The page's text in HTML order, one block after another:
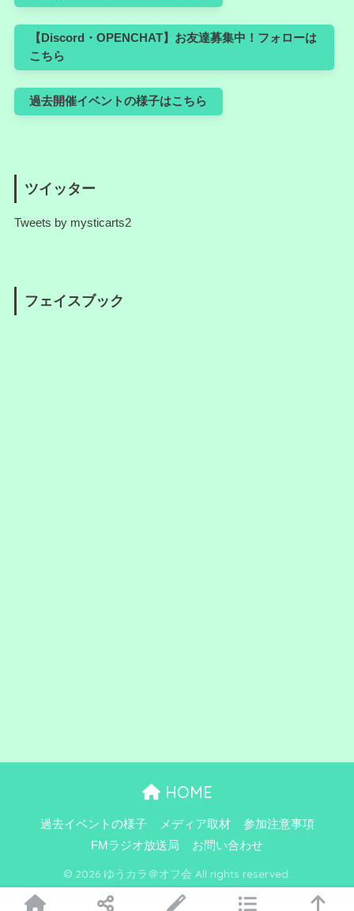
【Discord・OPENCHAT】お友達募集中！フォローは
こちら
過去開催イベントの様子はこちら
ツイッター
Tweets by mysticarts2
フェイスブック
HOME
過去イベントの様子 メディア取材
参加注意事項
FMラジオ放送局
お問い合わせ
© 2026 ゆうカラ＠オフ会 All rights reserved.